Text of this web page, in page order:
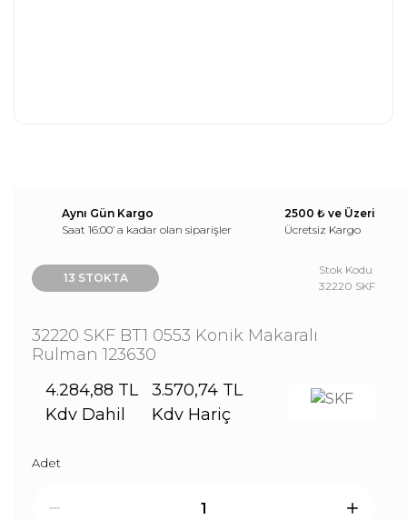
Aynı Gün Kargo
Saat 16:00’ a kadar olan siparişler
2500 ₺ ve Üzeri
Ücretsiz Kargo
13 STOKTA
Stok Kodu
32220 SKF
32220 SKF BT1 0553 Konik Makaralı
Rulman 123630
4.284,88 TL
Kdv Dahil
3.570,74 TL
Kdv Hariç
Adet